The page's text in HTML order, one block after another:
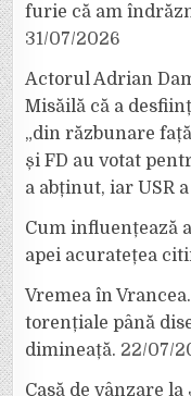
furie că am
31/07/2026
Actorul Adrian
Misăilă că a
„din răzbunare
și FD au votat
a abținut, iar USR
Cum influențează
apei acuratețea
Vremea în
torențiale până
dimineață. 22/07/
Casă de vânzare